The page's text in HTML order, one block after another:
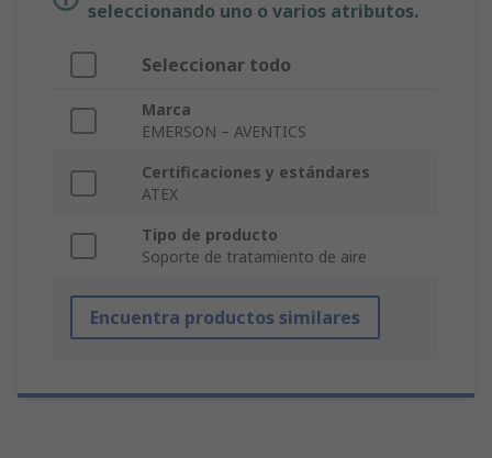
seleccionando uno o varios atributos.
Seleccionar todo
Marca
EMERSON – AVENTICS
Certificaciones y estándares
ATEX
Tipo de producto
Soporte de tratamiento de aire
Encuentra productos similares